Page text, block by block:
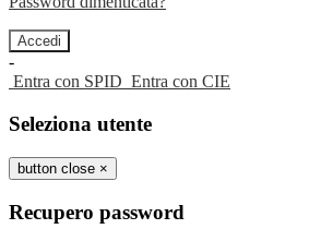
-
Entra con SPID Entra con CIE
Seleziona utente
button close ×
Recupero password